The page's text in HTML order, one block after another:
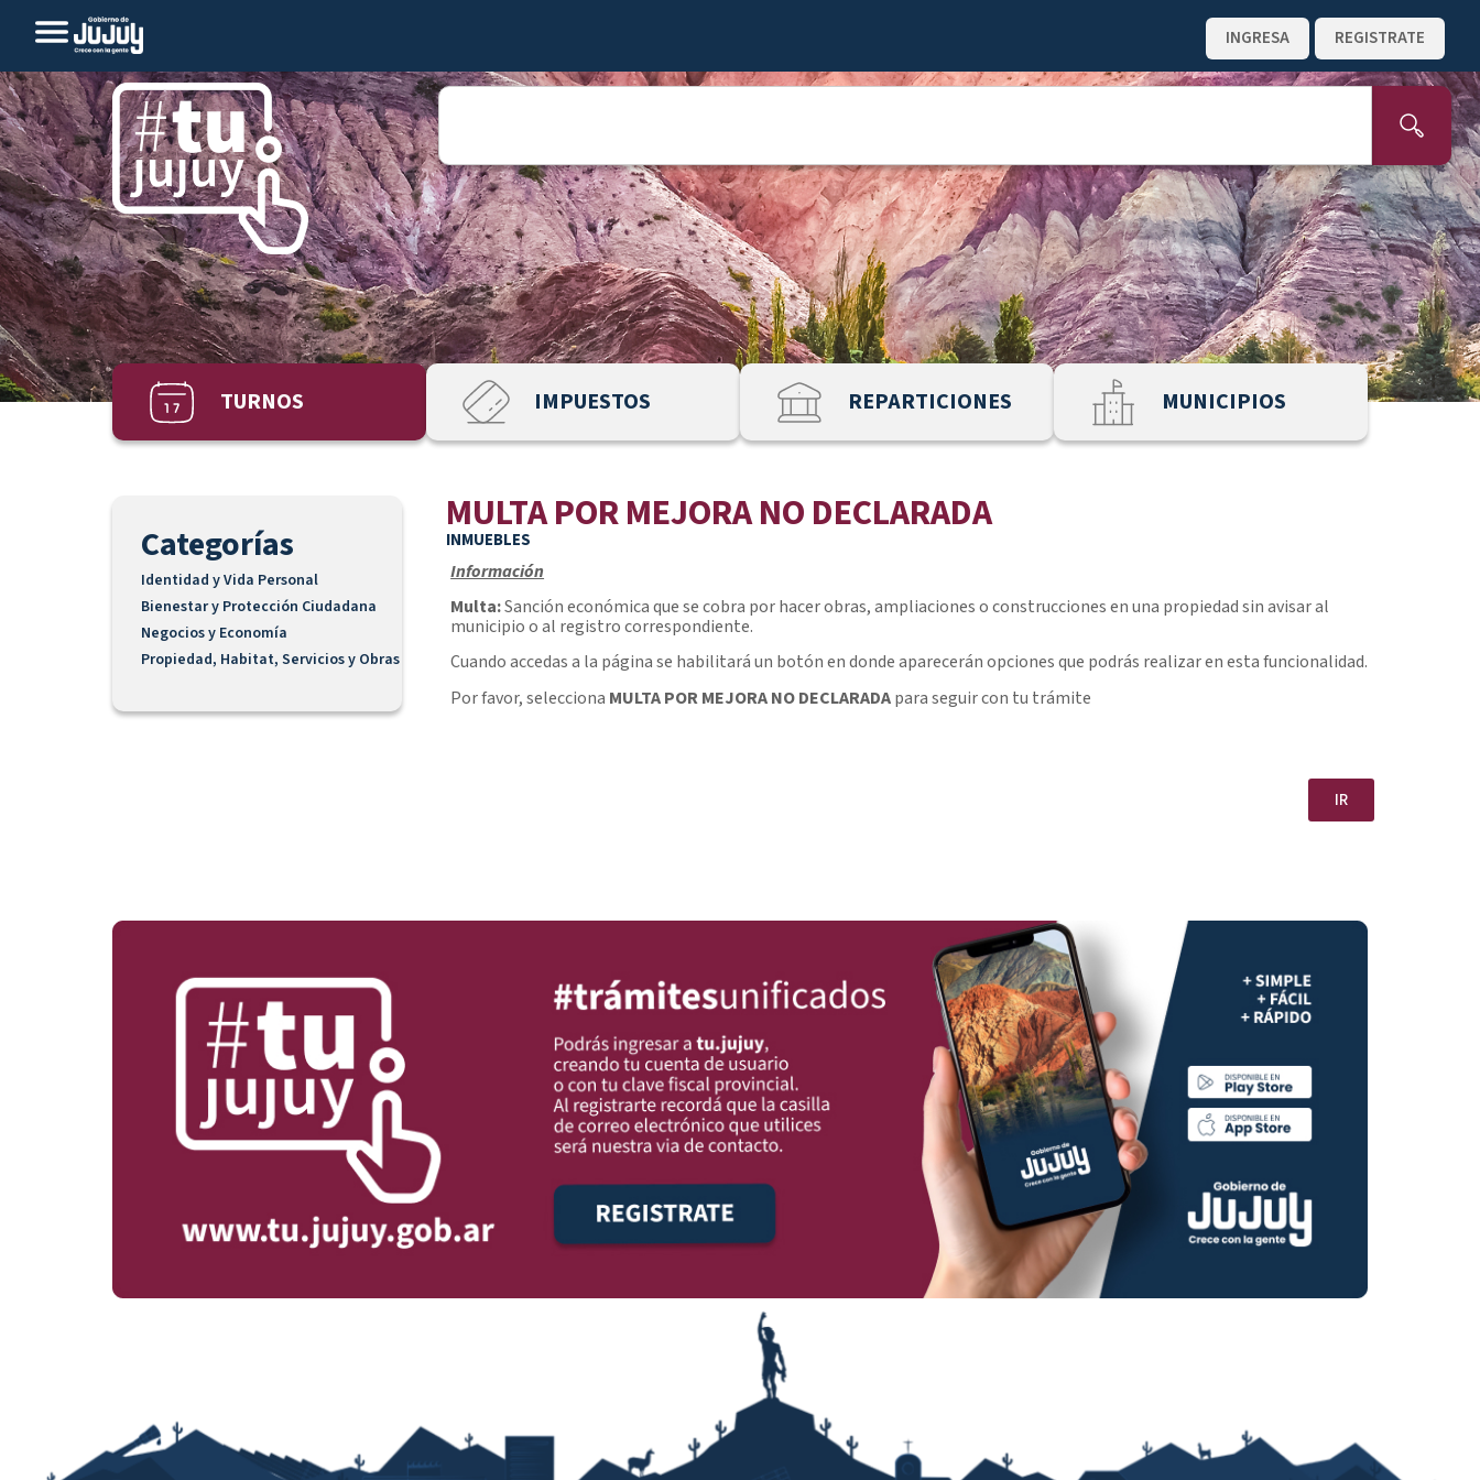
INGRESA REGISTRATE
TURNOS IMPUESTOS REPARTICIONES MUNICIPIOS
Categorías
Identidad y Vida Personal
Bienestar y Protección Ciudadana
Negocios y Economía
Propiedad, Habitat, Servicios y Obras
MULTA POR MEJORA NO DECLARADA
INMUEBLES
Información
Multa:Sanción económica que se cobra por hacer obras, ampliaciones o construcciones en una propiedad sin avisar al
municipio o al registro correspondiente.
Cuando accedas a la página se habilitará un botón en donde aparecerán opciones que podrás realizar en esta funcionalidad.
Por favor, selecciona MULTA POR MEJORA NO DECLARADApara seguir con tu trámite
IR